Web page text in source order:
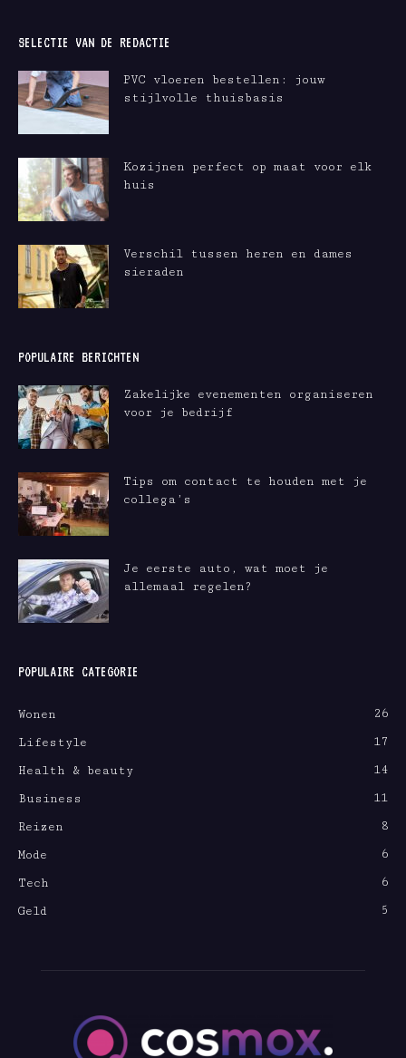
SELECTIE VAN DE REDACTIE
PVC vloeren bestellen: jouw
stijlvolle thuisbasis
Kozijnen perfect op maat voor elk
huis
Verschil tussen heren en dames
sieraden
POPULAIRE BERICHTEN
Zakelijke evenementen organiseren
voor je bedrijf
Tips om contact te houden met je
collega’s
Je eerste auto, wat moet je
allemaal regelen?
POPULAIRE CATEGORIE
Wonen
26
Lifestyle
17
Health & beauty
14
Business
11
Reizen
8
Mode
6
Tech
6
Geld
5